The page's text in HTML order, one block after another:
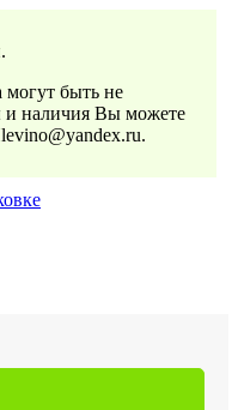
могут быть не
и наличия Вы можете